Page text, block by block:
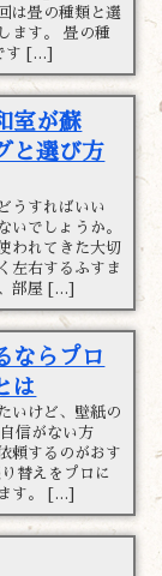
は畳の種類と選
ます。 畳の種
す […]
室が蘇
と選び方
うすればいい
いでしょうか。
われてきた大切
左右するふすま
部屋 […]
ならプロ
は
いけど、壁紙の
信がない方
頼するのがおす
替えをプロに
す。 […]